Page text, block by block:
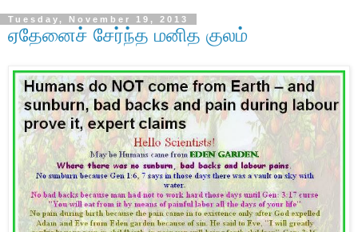
Tuesday, November 19, 2013
ஏதேனைச் சேர்ந்த மனித குலம்